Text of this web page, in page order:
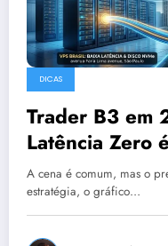
DICAS
Trader B3 em
Latência Zero
do seu Stop
A cena é comum, mas o
estratégia, o gráfico…